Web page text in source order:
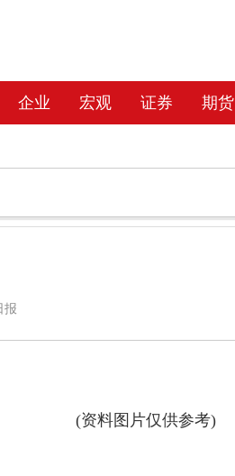
企业 宏观 证券 期货
报
(资料图片仅供参考)